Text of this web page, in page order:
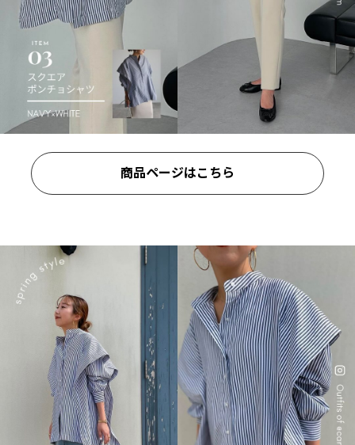
商品ページはこちら